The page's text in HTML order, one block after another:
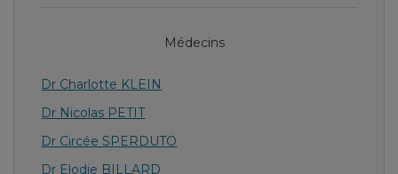
Médecins
Dr Charlotte KLEIN
Dr Nicolas PETIT
Dr Circée SPERDUTO
Dr Elodie BILLARD